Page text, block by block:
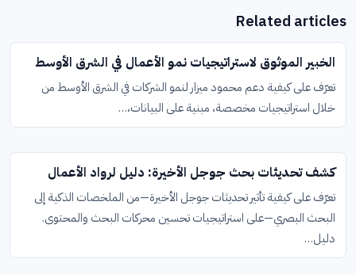
Related articles
الخبير الموثوق لاستراتيجيات نمو الأعمال في الشرق الأوسط
تعرّف على كيفية دعم محمود ميزار لنمو الشركات في الشرق الأوسط من
خلال استراتيجيات مخصصة، مبنية على البيانات،…
كشف تحديثات بحث جوجل الأخيرة: دليل لرواد الأعمال
تعرّف على كيفية تأثير تحديثات جوجل الأخيرة—من الملخصات الذكية إلى
البحث البصري—على استراتيجيات تحسين محركات البحث والمحتوى.
دليل…